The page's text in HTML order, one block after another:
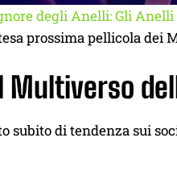
degli Anelli: Gli Anelli
prossima pellicola dei
subito di tendenza sui